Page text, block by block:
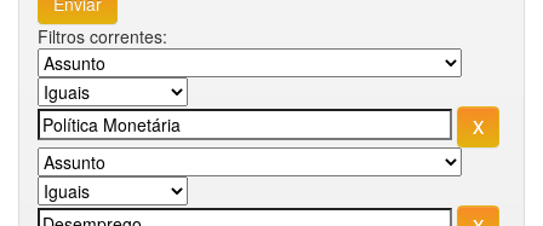
Filtros correntes: